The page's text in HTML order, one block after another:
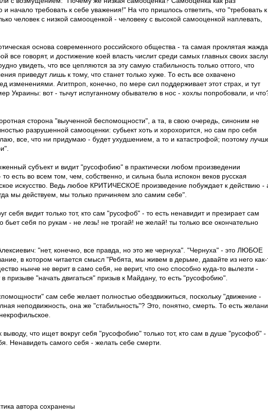
начало требовать к себе уважения!" На что пришлось ответить, что "требовать к
человек с низкой самооценкой - человеку с высокой самооценкой наплевать,
основа современного российского общества - та самая проклятая жажда
говорят, и достижение коей власть числит среди самых главных своих
увидеть, что все цепляются за эту самую стабильность только оттого, что
приведут лишь к тому, что станет только хуже. То есть все охвачено
изменениями. Агитпроп, конечно, по мере сил поддерживает этот страх, и тут
Украины: вот - тычут испуганному обывателю в нос - хохлы попробовали, и
сторона "выученной беспомощности", а та, в свою очередь, синоним не
разрушенной самооценки: субьект хоть и хорохорится, но сам про себя
все, что ни придумаю - будет ухудшением, а то и катастрофой; поэтому
субъект и видит "русофобию" в практически любом произведении
то есть во всем том, чем, собственно, и сильна была испокон веков русская
искусство. Ведь любое КРИТИЧЕСКОЕ произведение побуждает к действию -
мы действуем, мы только причиняем зло самим себе".
себя видит только тот, кто сам "русофоб" - то есть ненавидит и презирает сам
себя по рукам - не лезь! не трогай! не желай! ты только все окончательно
"нет, конечно, все правда, но это же чернуха". "Чернуха" - это ЛЮБОЕ
в котором читается смысл "Ребята, мы живем в дерьме, давайте из него как-
нынче не верит в само себя, не верит, что оно способно куда-то вылезти -
призыве "начать двигаться" призыв к Майдану, то есть "русофобию".
сам себе желает полностью обездвижиться, поскольку "движение -
неподвижность, она же "стабильность"? Это, понятно, смерть. То есть
что ищет вокруг себя "русофобию" только тот, кто сам в душе "русофоб" -
Ненавидеть самого себя - желать себе смерти.
автора сохранены